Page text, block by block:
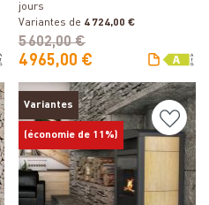
jours
Variantes de 4 724,00 €
4 965,00 €
5 602,00 €
Variantes
(économie de 11%)